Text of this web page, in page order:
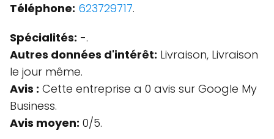
Téléphone: 623729717.
Spécialités: -.
Autres données d'intérêt: Livraison, Livraison
le jour même.
Avis : Cette entreprise a 0 avis sur Google My
Business.
Avis moyen: 0/5.